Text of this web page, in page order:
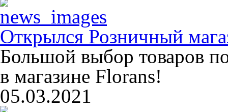
Открылся Розничный
Большой выбор товаров
в магазине Florans!
05.03.2021